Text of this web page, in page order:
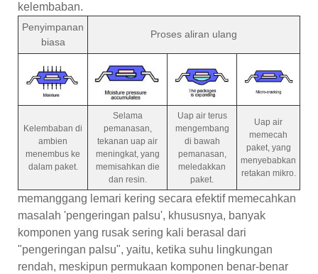
kelembaban.
Penyimpanan
biasa
Proses aliran ulang
Kelembaban di
ambien
menembus ke
dalam paket.
Selama
pemanasan,
tekanan uap air
meningkat, yang
memisahkan die
dan resin.
Uap air terus
mengembang
di bawah
pemanasan,
meledakkan
paket.
Uap air
memecah
paket, yang
menyebabkan
retakan mikro.
memanggang lemari kering secara efektif memecahkan
masalah 'pengeringan palsu', khususnya, banyak
komponen yang rusak sering kali berasal dari
"pengeringan palsu", yaitu, ketika suhu lingkungan
rendah, meskipun permukaan komponen benar-benar